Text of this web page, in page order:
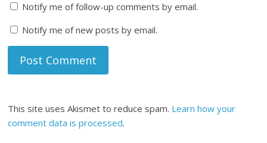
Notify me of follow-up comments by email.
Notify me of new posts by email.
This site uses Akismet to reduce spam. Learn how your
comment data is processed.